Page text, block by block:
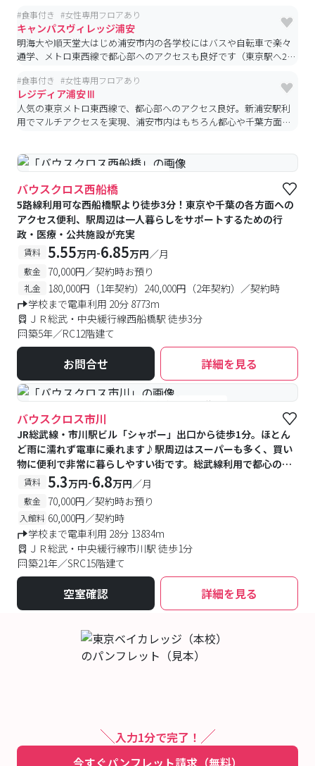
#食事付き #女性専用フロアあり
キャンパスヴィレッジ浦安
明海大や順天堂大はじめ浦安市内の各学校にはバスや自転車で楽々
通学、メトロ東西線で都心部へのアクセスも良好です（東京駅へ21
#食事付き #女性専用フロアあり
レジディア浦安Ⅲ
人気の東京メトロ東西線で、都心部へのアクセス良好。新浦安駅利
用でマルチアクセスを実現、浦安市内はもちろん都心や千葉方面へ
#食事付き #女性専用フロアあり
バウスクロス西船橋
5路線利用可な西船橋駅より徒歩3分！東京や千葉の各方面への
アクセス便利、駅周辺は一人暮らしをサポートするための行
政・医療・公共施設が充実
賃料 5.55万円-6.85万円／月
敷金 70,000円／契約時お預り
礼金
180,000円（1年契約）240,000円（2年契約）／契約時
学校まで電車利用 20分 8773m
ＪＲ総武・中央緩行線西船橋駅 徒歩3分
築5年／RC12階建て
お問合せ 詳細を見る
#女性専用フロアあり #予約受付中 #空室待ち
バウスクロス市川
JR総武線・市川駅ビル「シャポー」出口から徒歩1分。ほとん
ど雨に濡れず電車に乗れます♪駅周辺はスーパーも多く、買い
物に便利で非常に暮らしやすい街です。総武線利用で都心の学
校まで乗り換えなし♪千葉船橋方面もスグです★
賃料 5.3万円-6.8万円／月
敷金 70,000円／契約時お預り
入館料 60,000円／契約時
学校まで電車利用 28分 13834m
ＪＲ総武・中央緩行線市川駅 徒歩1分
築21年／SRC15階建て
空室確認 詳細を見る
入力1分で完了！
今すぐパンフレット請求（無料）